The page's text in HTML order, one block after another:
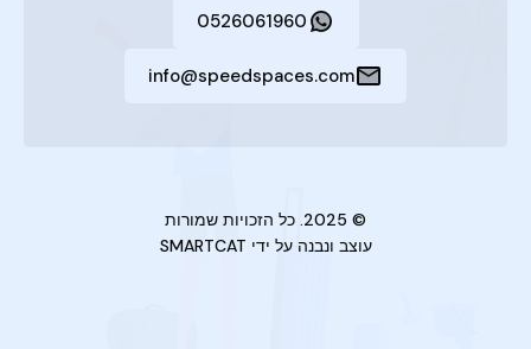
0526061960
info@speedspaces.com
© 2025. כל הזכויות שמורות
עוצב ונבנה על ידי SMARTCAT